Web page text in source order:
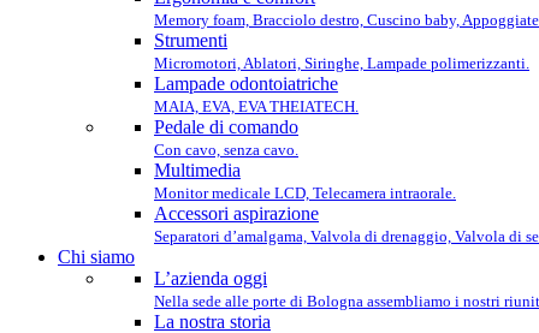
Memory foam, Bracciolo destro, Cuscino baby,
Strumenti
Micromotori, Ablatori, Siringhe, Lampade polimerizzanti.
Lampade odontoiatriche
MAIA, EVA, EVA THEIATECH.
Pedale di comando
Con cavo, senza cavo.
Multimedia
Monitor medicale LCD, Telecamera intraorale.
Accessori aspirazione
Separatori d’amalgama, Valvola di drenaggio, Valvola di
Chi siamo
L’azienda oggi
Nella sede alle porte di Bologna assembliamo i nostri
La nostra storia